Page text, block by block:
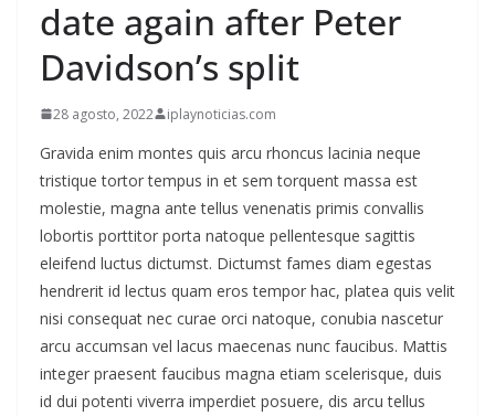
date again after Peter
Davidson’s split
28 agosto, 2022 iplaynoticias.com
Gravida enim montes quis arcu rhoncus lacinia neque
tristique tortor tempus in et sem torquent massa est
molestie, magna ante tellus venenatis primis convallis
lobortis porttitor porta natoque pellentesque sagittis
eleifend luctus dictumst. Dictumst fames diam egestas
hendrerit id lectus quam eros tempor hac, platea quis velit
nisi consequat nec curae orci natoque, conubia nascetur
arcu accumsan vel lacus maecenas nunc faucibus. Mattis
integer praesent faucibus magna etiam scelerisque, duis
id dui potenti viverra imperdiet posuere, dis arcu tellus